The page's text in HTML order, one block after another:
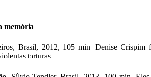
memória
Brasil, 2012, 105 min. Denise Crispim
torturas.